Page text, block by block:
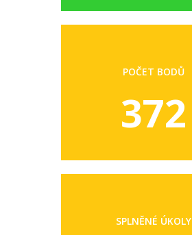
POČET BODŮ
372
SPLNĚNÉ ÚKOLY